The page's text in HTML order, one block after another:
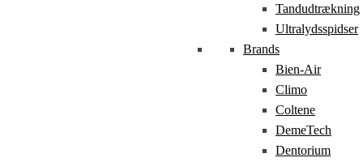
Tandudtrækning
Ultralydsspidser
Brands
Bien-Air
Climo
Coltene
DemeTech
Dentorium